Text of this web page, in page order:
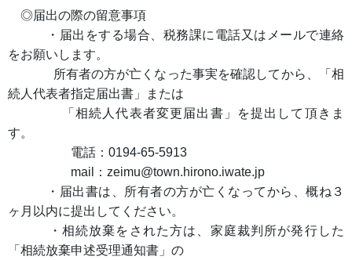
◎届出の際の留意事項
・届出をする場合、税務課に電話又はメールで連絡
をお願いします。
所有者の方が亡くなった事実を確認してから、「相
続人代表者指定届出書」または
「相続人代表者変更届出書」を提出して頂きま
す。
電話：0194-65-5913
mail：zeimu@town.hirono.iwate.jp
・届出書は、所有者の方が亡くなってから、概ね３
ヶ月以内に提出してください。
・相続放棄をされた方は、家庭裁判所が発行した
「相続放棄申述受理通知書」の